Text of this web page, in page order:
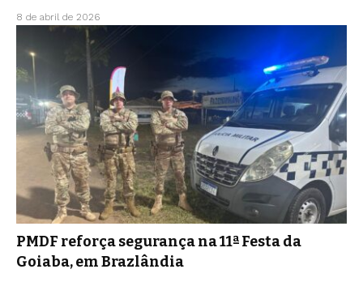
8 de abril de 2026
PMDF reforça segurança na 11ª Festa da
Goiaba, em Brazlândia